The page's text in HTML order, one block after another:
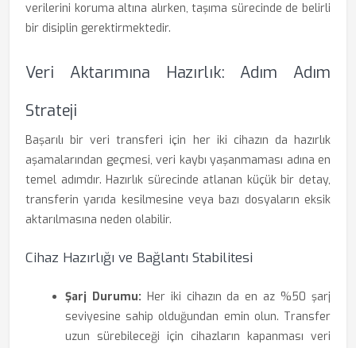
verilerini koruma altına alırken, taşıma sürecinde de belirli
bir disiplin gerektirmektedir.
Veri Aktarımına Hazırlık: Adım Adım
Strateji
Başarılı bir veri transferi için her iki cihazın da hazırlık
aşamalarından geçmesi, veri kaybı yaşanmaması adına en
temel adımdır. Hazırlık sürecinde atlanan küçük bir detay,
transferin yarıda kesilmesine veya bazı dosyaların eksik
aktarılmasına neden olabilir.
Cihaz Hazırlığı ve Bağlantı Stabilitesi
Şarj Durumu: Her iki cihazın da en az %50 şarj
seviyesine sahip olduğundan emin olun. Transfer
uzun sürebileceği için cihazların kapanması veri